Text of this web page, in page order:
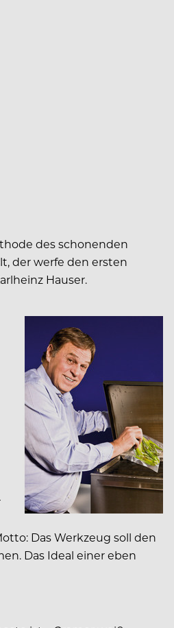
des schonenden
der werfe den ersten
Hauser.
Das Werkzeug soll den
Das Ideal einer eben